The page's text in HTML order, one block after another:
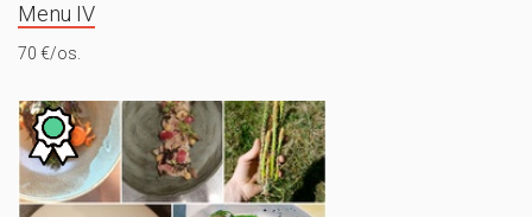
Menu IV
70 €/os.